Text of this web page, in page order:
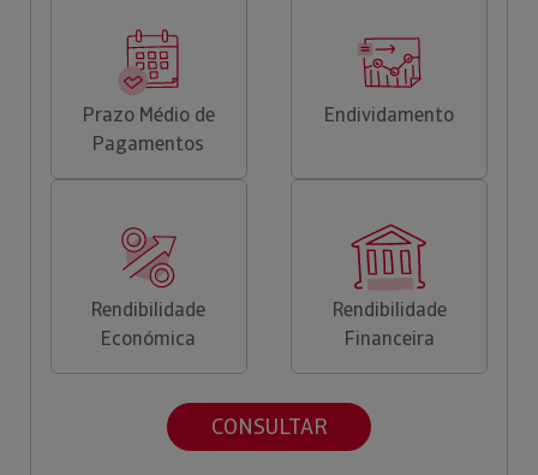
Prazo Médio de
Pagamentos
Endividamento
Rendibilidade
Económica
Rendibilidade
Financeira
CONSULTAR